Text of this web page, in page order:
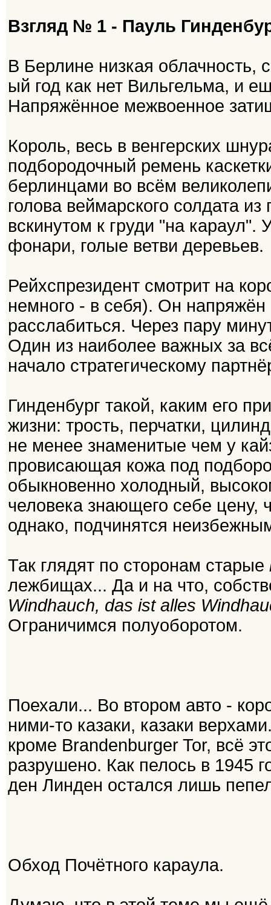
Взгляд № 1 - Пауль
В Берлине низкая облачность,
ый год как нет Вильгельма, и
Напряжённое межвоенное
Король, весь в венгерских
подбородочный ремень
берлинцами во всём
голова веймарского солдата
вскинутом к груди "на
фонари, голые ветви деревьев.
Рейхспрезидент смотрит на
немного - в себя). Он
расслабиться. Через пару
Один из наиболее важных за
начало стратегическому
Гинденбург такой, каким его
жизни: трость, перчатки,
не менее знаменитые чем у
провисающая кожа под
обыкновенно холодный,
человека знающего себе цену,
однако, подчинятся
Так глядят по сторонам старые
лежбищах... Да и на что,
Windhauch, das ist alles
Ограничимся полуоборотом.
Поехали... Во втором авто -
ними-то казаки, казаки
кроме Brandenburger Tor, всё
разрушено. Как пелось в 1945
ден Линден остался лишь
Обход Почётного караула.